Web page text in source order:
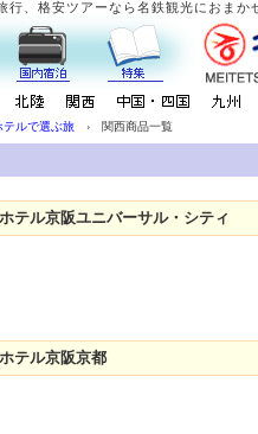
行、格安ツアーなら名鉄観光におま
テルで選ぶ旅 › 関西商品一覧
テル京阪ユニバーサル・シティ
テル京阪京都